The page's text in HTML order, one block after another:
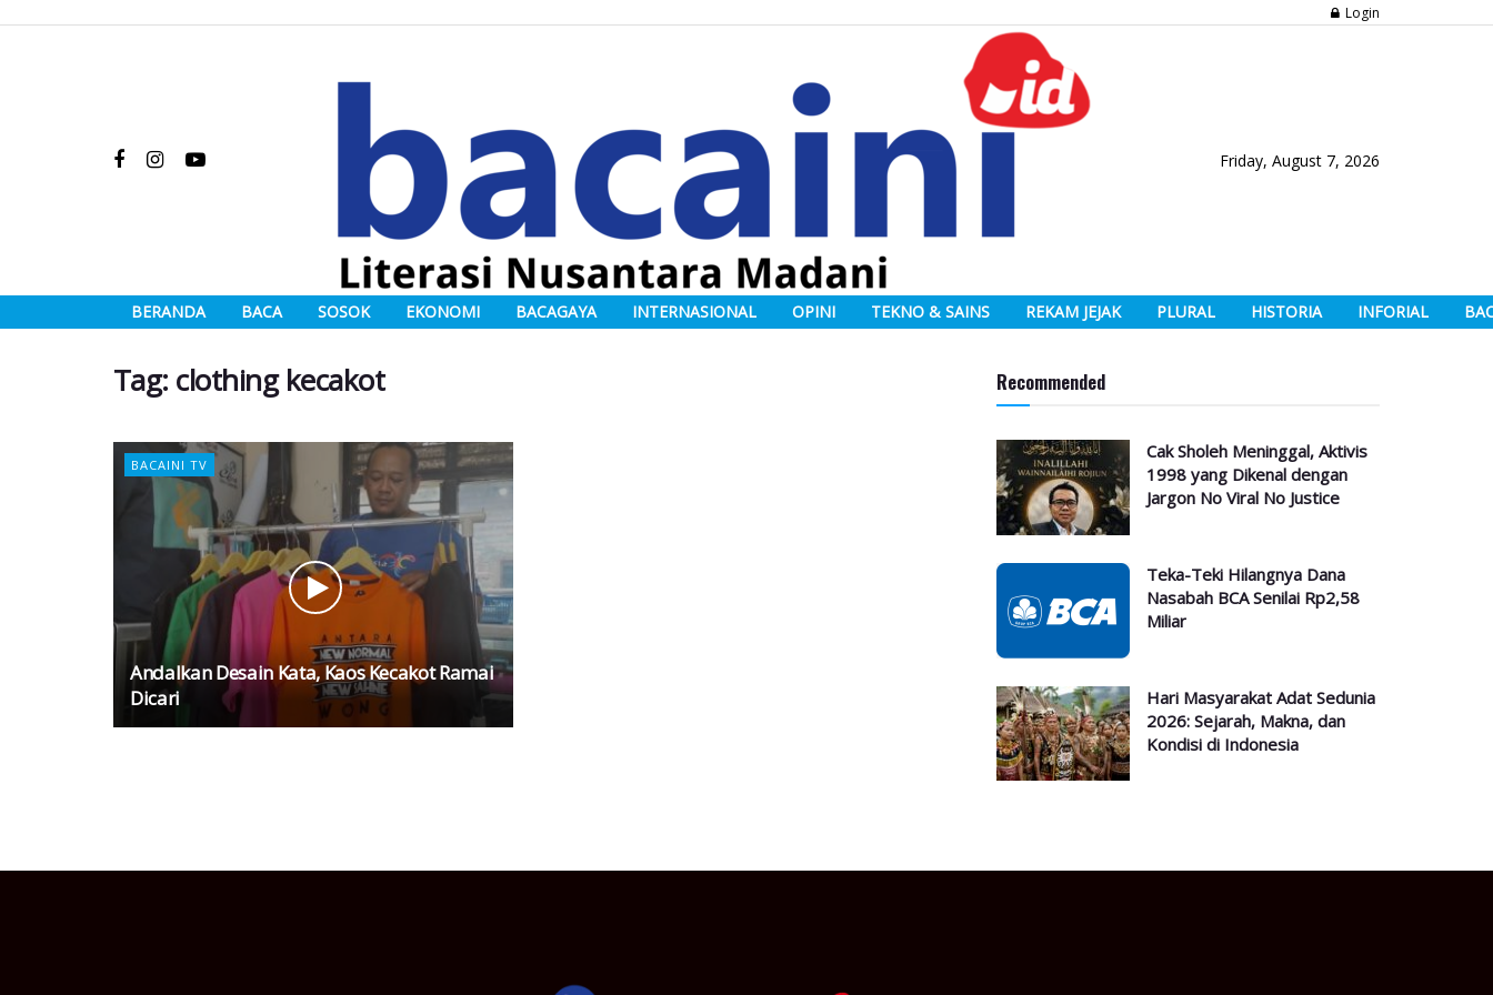
Login
Friday, August 7, 2026
BERANDA BACA SOSOK EKONOMI BACAGAYA INTERNASIONAL OPINI TEKNO & SAINS REKAM JEJAK PLURAL HISTORIA INFORIAL
Tag: clothing kecakot
BACAINI TV
Andalkan Desain Kata, Kaos Kecakot Ramai
Dicari
Recommended
Cak Sholeh Meninggal, Aktivis
1998 yang Dikenal dengan
Jargon No Viral No Justice
Teka-Teki Hilangnya Dana
Nasabah BCA Senilai Rp2,58
Miliar
Hari Masyarakat Adat Sedunia
2026: Sejarah, Makna, dan
Kondisi di Indonesia